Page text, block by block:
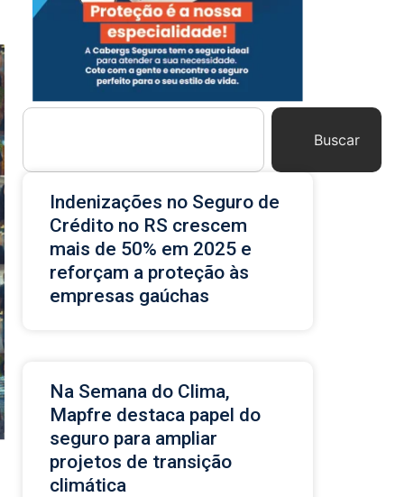
Buscar
Indenizações no Seguro de
Crédito no RS crescem
mais de 50% em 2025 e
reforçam a proteção às
empresas gaúchas
Na Semana do Clima,
Mapfre destaca papel do
seguro para ampliar
projetos de transição
climática